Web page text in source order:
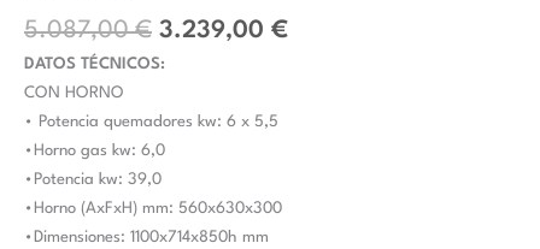
5.087,00€ 3.239,00 €
DATOS TÉCNICOS:
CON HORNO
• Potencia quemadores kw: 6 x 5,5
•Horno gas kw: 6,0
•Potencia kw: 39,0
•Horno (AxFxH) mm: 560x630x300
•Dimensiones: 1100x714x850h mm
Horno
a
Gas
MFB711AFGXS
MAGISTRA
PLUS
700
cantidad